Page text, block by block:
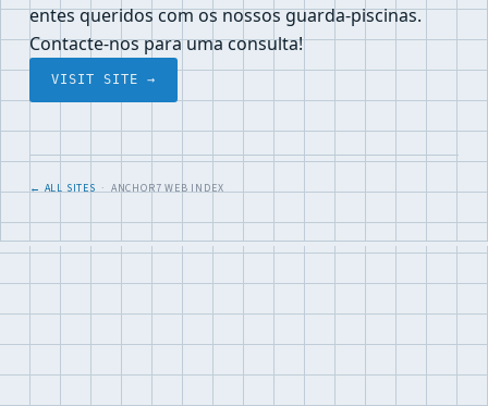
entes queridos com os nossos guarda-piscinas.
Contacte-nos para uma consulta!
VISIT SITE →
← ALL SITES· ANCHOR7 WEB INDEX